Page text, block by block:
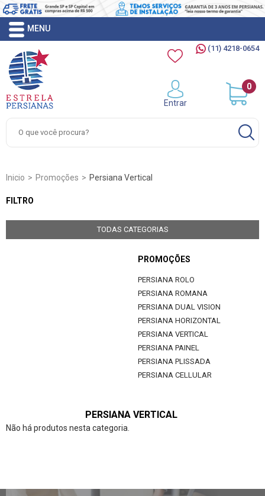
(11) 4218-0654
Entrar
0
Inicio Promoções Persiana Vertical
FILTRO
TODAS CATEGORIAS
PROMOÇÕES
PERSIANA ROLO
PERSIANA ROMANA
PERSIANA DUAL VISION
PERSIANA HORIZONTAL
PERSIANA VERTICAL
PERSIANA PAINEL
PERSIANA PLISSADA
PERSIANA CELLULAR
PERSIANA VERTICAL
Não há produtos nesta categoria.